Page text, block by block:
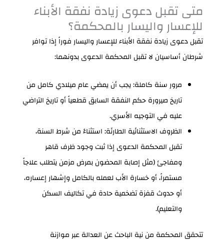
متى تقبل دعوى زيادة نفقة الأبناء
للإعسار واليسار بالمحكمة؟
تقبل دعوى زيادة نفقة الأبناء للإعسار واليسار فوراً إذا توافر
شرطان أساسيان لا تقبل المحكمة الدعوى بدونهما:
مرور سنة كاملة: يجب أن يمضي عام ميلادي كامل من
تاريخ صيرورة حكم النفقة السابق قطعياً أو تاريخ التراضي
عليه في التوجيه الأسري.
الظروف الاستثنائية الطارئة: استثناءً من شرط السنة،
تقبل المحكمة الدعوى إذا ثبت وجود ظرف قاهر
ومفاجئ (مثل إصابة المحضون بمرض مزمن يتطلب علاجاً
مستمراً، أو خسارة الأب لعمله بالكامل وإشهار إعساره،
أو حدوث قفزة تضخمية حادة في تكاليف السكن
والتعليم).
تتحقق المحكمة من نية الباحث عن العدالة عبر موازنة